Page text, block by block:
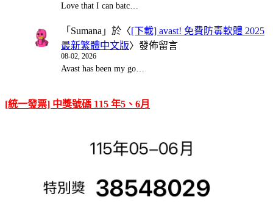
Love that I can batc…
「 Sumana 」於〈[下載] avast! 免費防毒軟體 2025
最新繁體中文版〉發佈留言
08-02, 2026
Avast has been my go…
[統一發票] 中獎號碼 115 年5、6月